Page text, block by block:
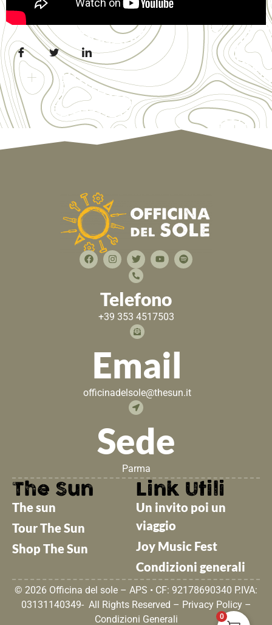
Telefono
+39 353 4517503
Email
officinadelsole@thesun.it
Sede
Parma
The Sun
The sun
Tour The Sun
Shop The Sun
Link Utili
Un invito poi un
viaggio
Joy Music Fest
Condizioni generali
© 2026 Officina del sole – APS • CF: 92178690340 P.IVA:
03131140349- All Rights Reserved – Privacy Policy–
Condizioni Generali
0